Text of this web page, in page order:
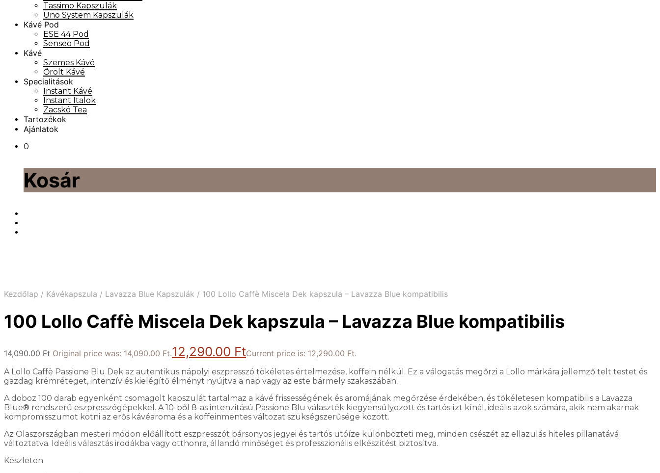
Tassimo Kapszulák
Uno System Kapszulák
Kávé Pod
ESE 44 Pod
Senseo Pod
Kávé
Szemes Kávé
Őrölt Kávé
Specialitások
Instant Kávé
Instant Italok
Zacskó Tea
Tartozékok
Ajánlatok
0
Kosár
Kezdőlap / Kávékapszula / Lavazza Blue Kapszulák / 100 Lollo Caffè Miscela Dek kapszula – Lavazza Blue kompatibilis
100 Lollo Caffè Miscela Dek kapszula – Lavazza Blue kompatibilis
14,090.00Ft Original price was: 14,090.00 Ft.12,290.00 FtCurrent price is: 12,290.00 Ft.
A Lollo Caffè Passione Blu Dek az autentikus nápolyi eszpresszó tökéletes értelmezése, koffein nélkül. Ez a válogatás megőrzi a Lollo márkára jellemző telt testet és
gazdag krémréteget, intenzív és kielégítő élményt nyújtva a nap vagy az este bármely szakaszában.
A doboz 100 darab egyenként csomagolt kapszulát tartalmaz a kávé frissességének és aromájának megőrzése érdekében, és tökéletesen kompatibilis a Lavazza
Blue® rendszerű eszpresszógépekkel. A 10-ből 8-as intenzitású Passione Blu választék kiegyensúlyozott és tartós ízt kínál, ideális azok számára, akik nem akarnak
kompromisszumot kötni az erős kávéaroma és a koffeinmentes változat szükségszerűsége között.
Az Olaszországban mesteri módon előállított eszpresszót bársonyos jegyei és tartós utóíze különbözteti meg, minden csészét az ellazulás hiteles pillanatává
változtatva. Ideális választás irodákba vagy otthonra, állandó minőséget és professzionális elkészítést biztosítva.
Készleten